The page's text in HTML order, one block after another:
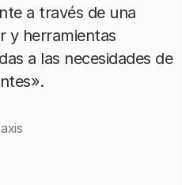
a través de una
y herramientas
a las necesidades de